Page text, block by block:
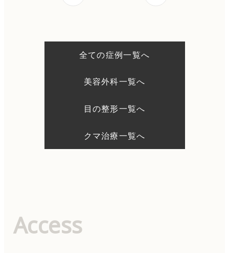
全ての症例一覧へ
美容外科一覧へ
目の整形一覧へ
クマ治療一覧へ
Access